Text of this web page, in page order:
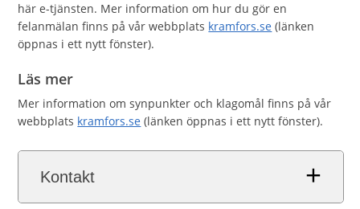
här e-tjänsten. Mer information om hur du gör en
felanmälan finns på vår webbplats kramfors.se (länken
öppnas i ett nytt fönster).
Läs mer
Mer information om synpunkter och klagomål finns på vår
webbplats kramfors.se (länken öppnas i ett nytt fönster).
Kontakt